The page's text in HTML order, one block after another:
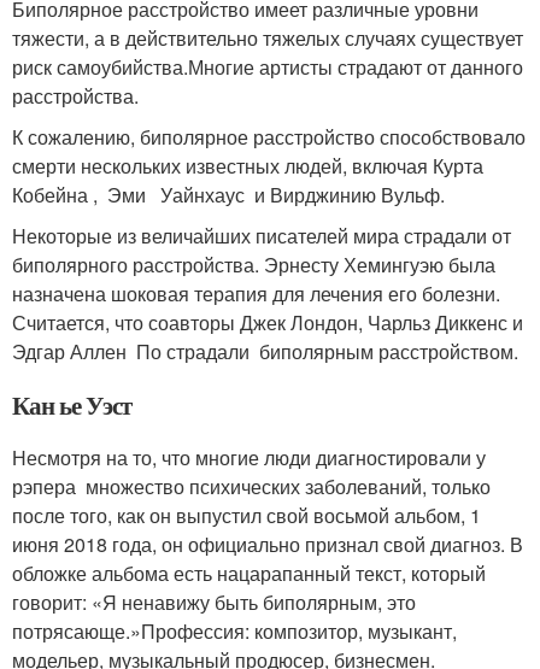
Биполярное расстройство имеет различные уровни
тяжести, а в действительно тяжелых случаях существует
риск самоубийства.Многие артисты страдают от данного
расстройства.
К сожалению, биполярное расстройство способствовало
смерти нескольких известных людей, включая Курта
Кобейна , Эми Уайнхаус и Вирджинию Вульф.
Некоторые из величайших писателей мира страдали от
биполярного расстройства. Эрнесту Хемингуэю была
назначена шоковая терапия для лечения его болезни.
Считается, что соавторы Джек Лондон, Чарльз Диккенс и
Эдгар Аллен По страдали биполярным расстройством.
Кан ье Уэст
Несмотря на то, что многие люди диагностировали у
рэпера множество психических заболеваний, только
после того, как он выпустил свой восьмой альбом, 1
июня 2018 года, он официально признал свой диагноз. В
обложке альбома есть нацарапанный текст, который
говорит: «Я ненавижу быть биполярным, это
потрясающе.»Профессия: композитор, музыкант,
модельер, музыкальный продюсер, бизнесмен.